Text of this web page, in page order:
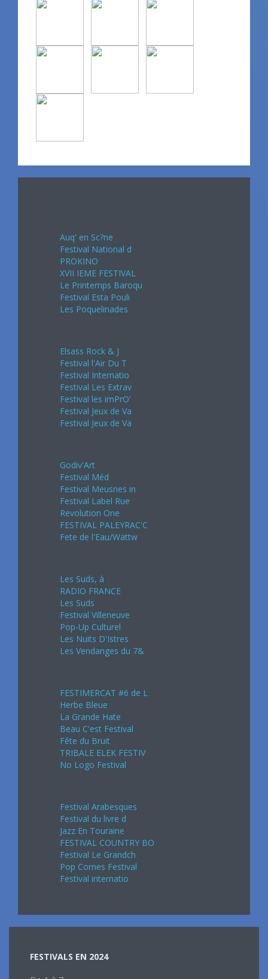
Auq' en Sc?ne
Festival National d
PROKINO
XVII IEME FESTIVAL
Le Printemps Baroqu
Festival Esta Pouli
Les Poquelinades
Elsass Rock & J
Festival l'Air Du T
Festival Internatio
Festival Les Extrav
Festival les imPrO'
Festival Jeux de Va
Festival Jeux de Va
Godiv'Art
Festival Méd
Festival Meusnes in
Festival Label Rue
Revolution One
FESTIVAL PALEYRAC'C
Fete de l'Eau/Wattw
Les Suds, à
RADIO FRANCE
Les Suds
Festival Villeneuve
Pop-Up Culturel
Les Nuits D'Istres
Les Vendanges du 7&
FESTIMERCAT #6 de L
Herbe Bleue
La Grande Hate
Beau C'est Festival
Fête du Bruit
TRIBALE ELEK FESTIV
No Logo Festival
Festival Arabesques
Festival du livre d
Jazz En Touraine
FESTIVAL COUNTRY BO
Festival Le Grandch
Pop Cornes Festival
Festival internatio
FESTIVALS EN 2024